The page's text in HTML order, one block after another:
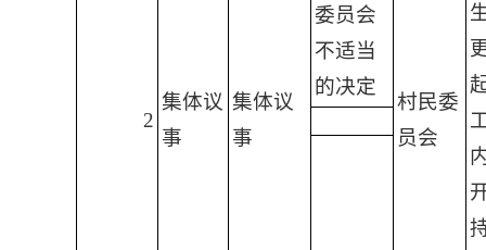
2
集体议
事
集体议
事
村民委
员会
委员会
不适当
的决定